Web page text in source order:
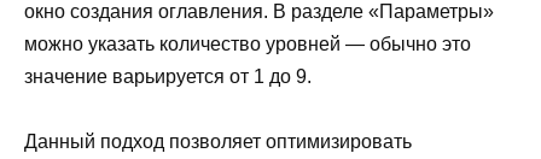
окно создания оглавления. В разделе «Параметры»
можно указать количество уровней — обычно это
значение варьируется от 1 до 9.
Данный подход позволяет оптимизировать